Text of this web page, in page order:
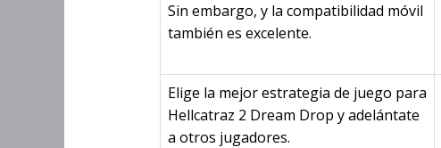
Sin embargo, y la compatibilidad móvil
también es excelente.
Elige la mejor estrategia de juego para
Hellcatraz 2 Dream Drop y adelántate
a otros jugadores.